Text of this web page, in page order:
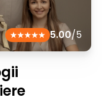
5.00/5